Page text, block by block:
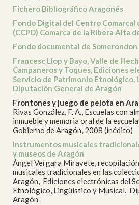
Fichero Bibliográfico Aragonés
Fondo Digital del Centro
(CCPD) Comarca de la Ribera Alta
Fondo documental de
Francesc Llop y Bayo, Valle de
Campaneros y Toques, Ediciones
Servicio de Patrimonio Etnológico,
Diputación General de Aragón
Frontones y juego de pelota en
Rivas González, F. A., Escuelas con
inmueble y memoria oral de la
Gobierno de Aragón, 2008 (inédito)
Instrumentos musicales
y museos de Aragón
Ángel Vergara Miravete,
musicales tradicionales en las
Aragón, Ediciones electrónicas del
Etnológico, Lingüístico y Musical.
Aragón-